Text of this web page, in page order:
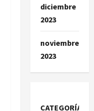
diciembre
2023
noviembre
2023
CATEGORÍAS